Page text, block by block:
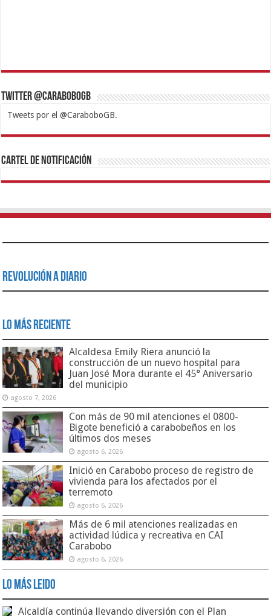
Twitter @CaraboboGB
Tweets por el @CaraboboGB.
1xbetBetturkeyBetistKralbetSupertotobetTipobetMatadorbetMariobet
https://mvbcasino.com/
Cartel de Notificación
Revolución a Diario
Lo Más Reciente
Alcaldesa Emily Riera anunció la
construcción de un nuevo hospital para
Juan José Mora durante el 45° Aniversario
del municipio
agosto 7, 2026
Con más de 90 mil atenciones el 0800-
Bigote benefició a carabobeños en los
últimos dos meses
agosto 6, 2026
Inició en Carabobo proceso de registro de
vivienda para los afectados por el
terremoto
agosto 6, 2026
Más de 6 mil atenciones realizadas en
actividad lúdica y recreativa en CAI
Carabobo
agosto 6, 2026
Lo Más Leido
Alcaldía continúa llevando diversión con el Plan